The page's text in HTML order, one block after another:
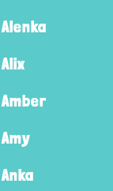
Alenka
Alix
Amber
Amy
Anka